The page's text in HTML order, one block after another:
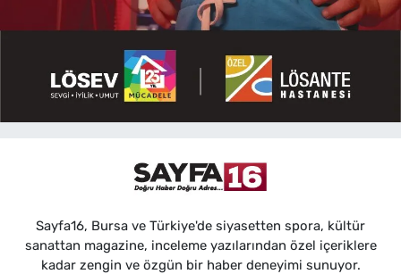
Sayfa16, Bursa ve Türkiye'de siyasetten spora, kültür
sanattan magazine, inceleme yazılarından özel içeriklere
kadar zengin ve özgün bir haber deneyimi sunuyor.